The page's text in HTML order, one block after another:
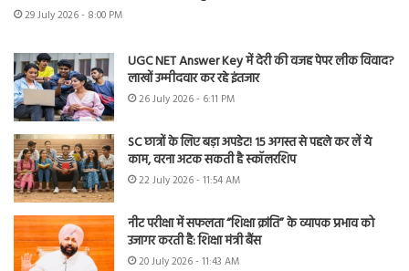
29 July 2026 - 8:00 PM
UGC NET Answer Key में देरी की वजह पेपर लीक विवाद?
लाखों उम्मीदवार कर रहे इंतजार
26 July 2026 - 6:11 PM
SC छात्रों के लिए बड़ा अपडेट! 15 अगस्त से पहले कर लें ये
काम, वरना अटक सकती है स्कॉलरशिप
22 July 2026 - 11:54 AM
नीट परीक्षा में सफलता “शिक्षा क्रांति” के व्यापक प्रभाव को
उजागर करती है: शिक्षा मंत्री बैंस
20 July 2026 - 11:43 AM